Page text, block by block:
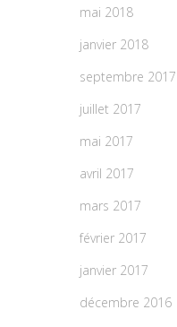
mai 2018
janvier 2018
septembre 2017
juillet 2017
mai 2017
avril 2017
mars 2017
février 2017
janvier 2017
décembre 2016